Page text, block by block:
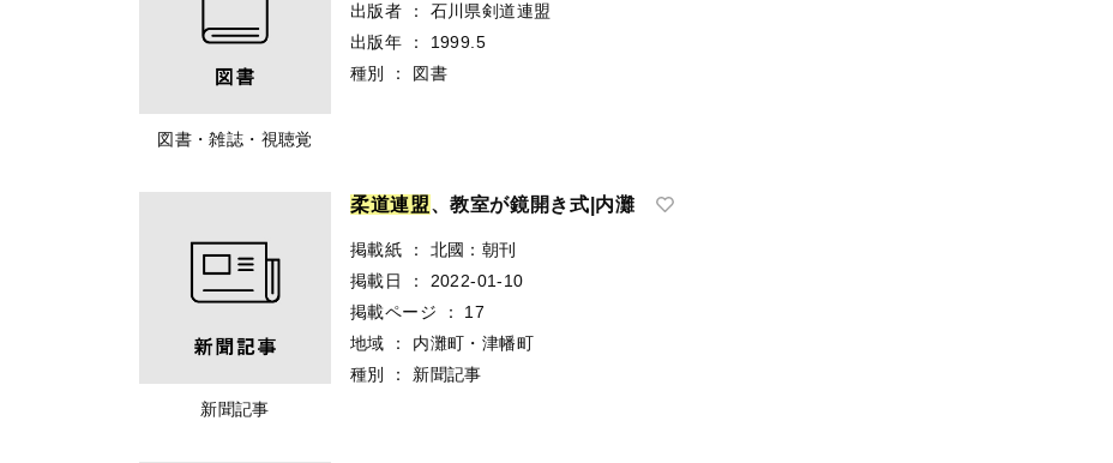
図書・雑誌・視聴覚
出版者
：
石川県剣道連盟
出版年
：
1999.5
種別
： 図書
新聞記事
柔道連盟、教室が鏡開き式|内灘
掲載紙 ：
北國：朝刊
掲載日
：
2022-01-10
掲載ページ
：
17
地域
：
内灘町・津幡町
種別
： 新聞記事